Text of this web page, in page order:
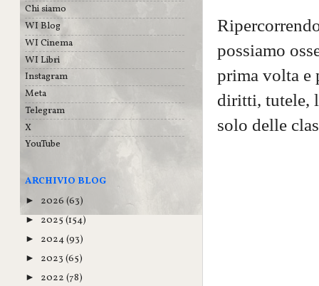
possiamo
prima volta e
diritti, tutele,
solo delle
Chi siamo
WI Blog
WI Cinema
WI Libri
Instagram
Meta
Telegram
X
YouTube
ARCHIVIO BLOG
► 2026 (63)
► 2025 (154)
► 2024(93)
► 2023 (65)
► 2022 (78)